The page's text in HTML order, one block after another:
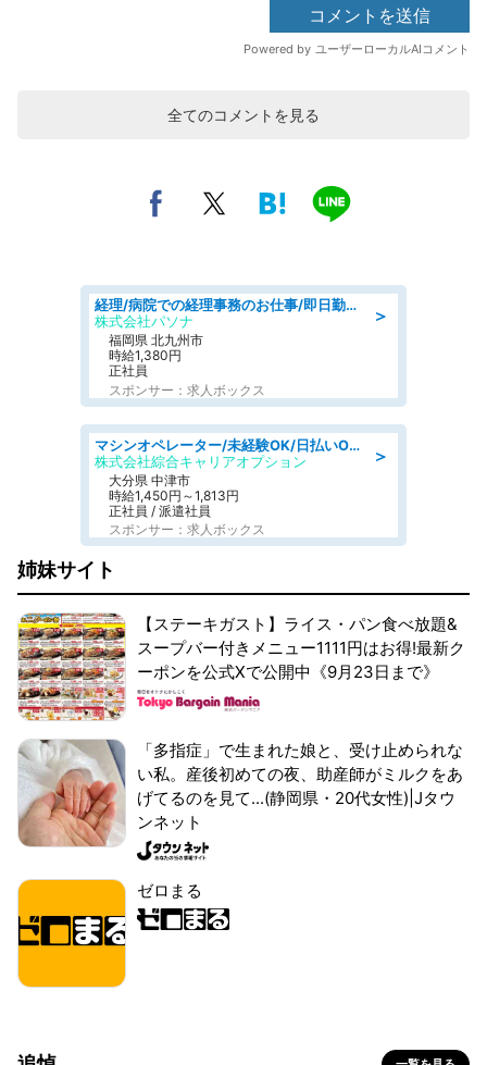
全てのコメントを見る
＞
経理/病院での経理事務のお仕事/即日勤務可/車通勤可/経理/一般事務
株式会社パソナ
福岡県 北九州市
時給1,380円
正社員
スポンサー：求人ボックス
＞
マシンオペレーター/未経験OK/日払いOK/寮費無料/交替制/20・30・40代活躍中
株式会社綜合キャリアオプション
大分県 中津市
時給1,450円～1,813円
正社員 / 派遣社員
スポンサー：求人ボックス
姉妹サイト
【ステーキガスト】ライス・パン食べ放題&
スープバー付きメニュー1111円はお得!最新ク
ーポンを公式Xで公開中《9月23日まで》
「多指症」で生まれた娘と、受け止められな
い私。産後初めての夜、助産師がミルクをあ
げてるのを見て...(静岡県・20代女性)|Jタウ
ンネット
ゼロまる